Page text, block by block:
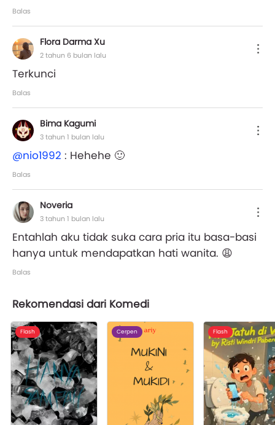
Balas
Flora Darma Xu
2 tahun 6 bulan lalu
Terkunci
Balas
Bima Kagumi
3 tahun 1 bulan lalu
@nio1992 : Hehehe 🙂
Balas
Noveria
3 tahun 1 bulan lalu
Entahlah aku tidak suka cara pria itu basa-basi
hanya untuk mendapatkan hati wanita. 😩
Balas
Rekomendasi dari Komedi
Flash Cerpen Flash